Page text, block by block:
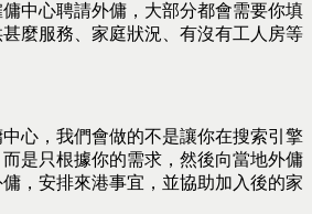
中心聘請外傭，大部分都會需要你填
麼服務、家庭狀況、有沒有工人房等
心，我們會做的不是讓你在搜索引擎
是只根據你的需求，然後向當地外傭
，安排來港事宜，並協助加入後的家